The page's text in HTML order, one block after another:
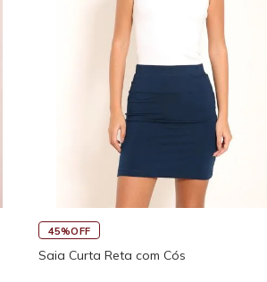
45%OFF
Saia Curta Reta com Cós